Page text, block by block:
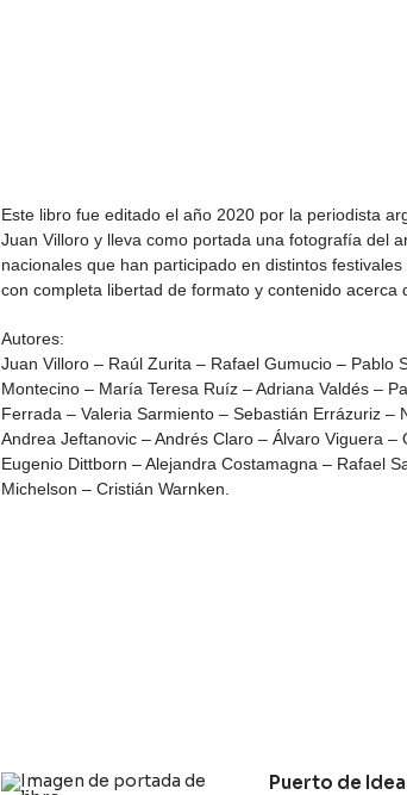
Este libro fue editado el año 2020 por la periodista
Juan Villoro y lleva como portada una fotografía del
nacionales que han participado en distintos
con completa libertad de formato y contenido acerca
Autores:
Juan Villoro – Raúl Zurita – Rafael Gumucio – Pablo
Montecino – María Teresa Ruíz – Adriana Valdés –
Ferrada – Valeria Sarmiento – Sebastián Errázuriz
Andrea Jeftanovic – Andrés Claro – Álvaro Viguera
Eugenio Dittborn – Alejandra Costamagna – Rafael
Michelson – Cristián Warnken.
Puerto de